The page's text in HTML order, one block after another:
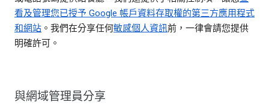
看及管理您已授予 Google 帳戶資料存取權的第三方應用程式
和網站 。我們在分享任何敏感個人資訊前，一律會請您提供
明確許可。
與網域管理員分享